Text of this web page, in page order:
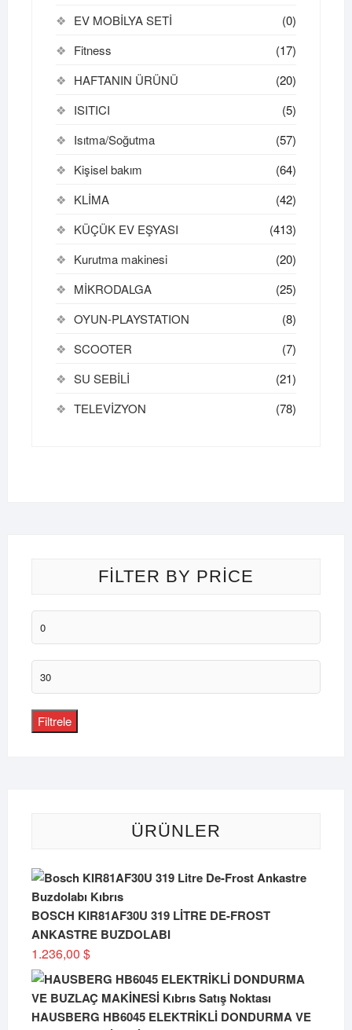
EV MOBİLYA SETİ
(0)
Fitness
(17)
HAFTANIN ÜRÜNÜ
(20)
ISITICI
(5)
Isıtma/Soğutma
(57)
Kişisel bakım
(64)
KLİMA
(42)
KÜÇÜK EV EŞYASI
(413)
Kurutma makinesi
(20)
MİKRODALGA
(25)
OYUN-PLAYSTATION
(8)
SCOOTER
(7)
SU SEBİLİ
(21)
TELEVİZYON
(78)
FILTER BY PRICE
En
düşük
fiyat
En
yüksek
fiyat
Filtrele
ÜRÜNLER
BOSCH KIR81AF30U 319 LİTRE DE-FROST
ANKASTRE BUZDOLABI
1.236,00 $
HAUSBERG HB6045 ELEKTRİKLİ DONDURMA VE